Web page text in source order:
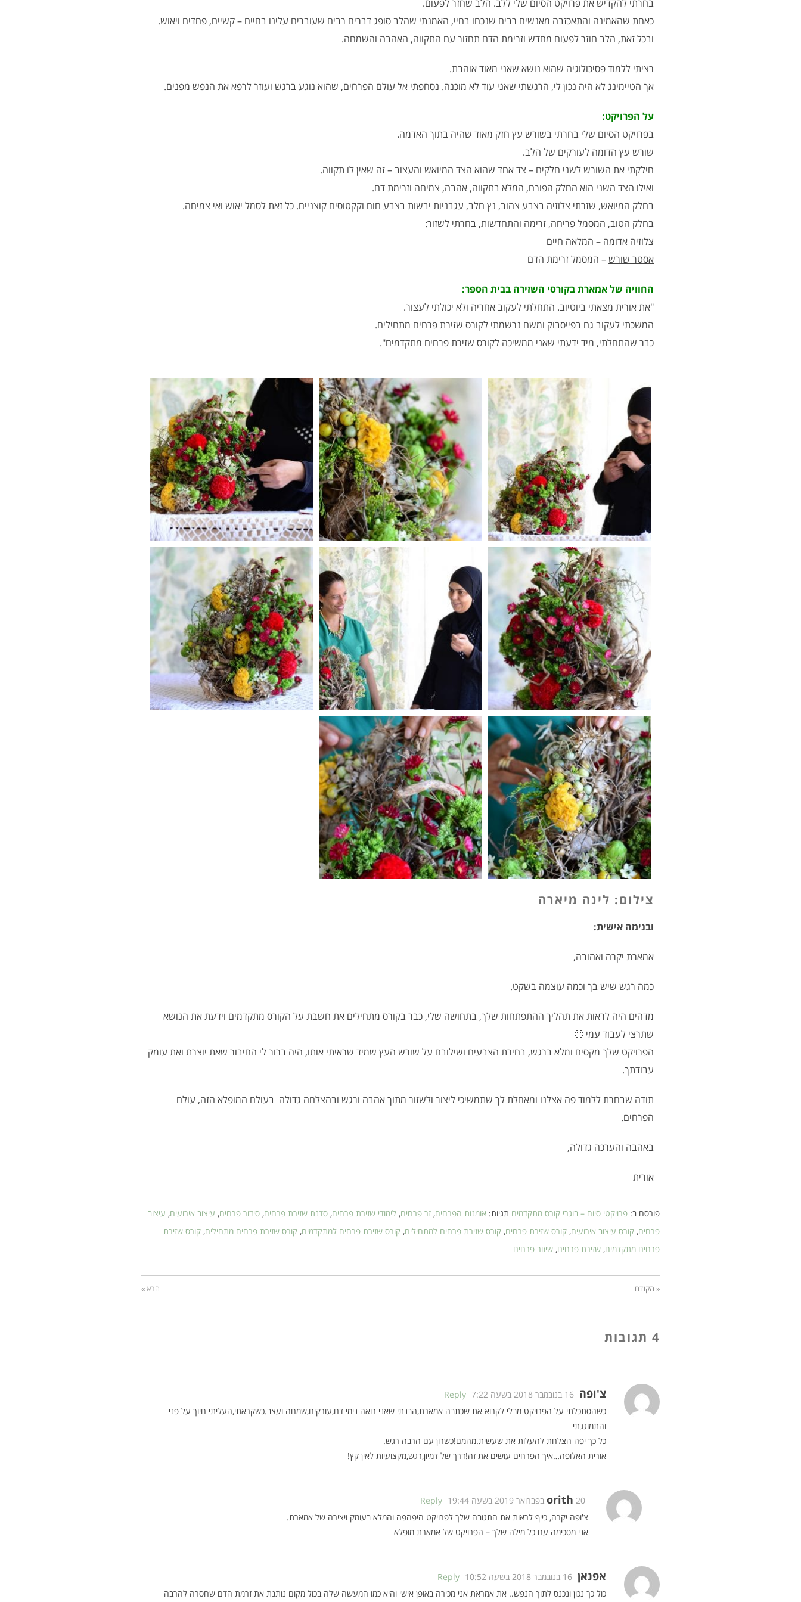
בחרתי להקדיש את פרויקט הסיום שלי ללב. הלב שחזר לפעום.
כאחת שהאמינה והתאכזבה מאנשים רבים שנכחו בחיי, האמנתי שהלב סופג דברים רבים שעוברים עלינו בחיים – קשיים, פחדים ויאוש.
ובכל זאת, הלב חוזר לפעום מחדש וזרימת הדם תחזור עם התקווה, האהבה והשמחה.
רציתי ללמוד פסיכולוגיה שהוא נושא שאני מאוד אוהבת.
אך הטיימינג לא היה נכון לי, הרגשתי שאני עוד לא מוכנה. נסחפתי אל עולם הפרחים, שהוא נוגע ברגש ועוזר לרפא את הנפש מפנים.
על הפרויקט:
בפרויקט הסיום שלי בחרתי בשורש עץ חזק מאוד שהיה בתוך האדמה.
שורש עץ הדומה לעורקים של הלב.
חילקתי את השורש לשני חלקים – צד אחד שהוא הצד המיואש והעצוב – זה שאין לו תקווה.
ואילו הצד השני הוא החלק הפורח, המלא בתקווה, אהבה, צמיחה וזרימת דם.
בחלק המיואש, שזרתי צלוזיה בצבע צהוב, נץ חלב, עגבניות יבשות בצבע חום וקקטוסים קוצניים. כל זאת לסמל יאוש ואי צמיחה.
בחלק הטוב, המסמל פריחה, זרימה והתחדשות, בחרתי לשזור:
צלוזיה אדומה – המלאה חיים
אסטר שורש– המסמל זרימת הדם
החוויה של אמארת בקורסי השזירה בבית הספר:
"את אורית מצאתי ביוטיוב. התחלתי לעקוב אחריה ולא יכולתי לעצור.
המשכתי לעקוב גם בפייסבוק ומשם נרשמתי לקורס שזירת פרחים מתחילים.
כבר שהתחלתי, מיד ידעתי שאני ממשיכה לקורס שזירת פרחים מתקדמים".
צילום: לינה מיארה
ובנימה אישית:
אמארת יקרה ואהובה,
כמה רגש שיש בך וכמה עוצמה בשקט.
מדהים היה לראות את תהליך ההתפתחות שלך, בתחושה שלי, כבר בקורס מתחילים את חשבת על הקורס מתקדמים וידעת את הנושא
שתרצי לעבוד עמי 🙂
הפרויקט שלך מקסים ומלא ברגש, בחירת הצבעים ושילובם על שורש העץ שמיד שראיתי אותו, היה ברור לי החיבור שאת יוצרת ואת עומק
עבודתך.
תודה שבחרת ללמוד פה אצלנו ומאחלת לך שתמשיכי ליצור ולשזור מתוך אהבה ורגש ובהצלחה גדולה בעולם המופלא הזה, עולם
הפרחים.
באהבה והערכה גדולה,
אורית
פורסם ב: פרויקטי סיום – בוגרי קורס מתקדמים תגיות: אומנות הפרחים, זר פרחים, לימודי שזירת פרחים, סדנת שזירת פרחים, סידור פרחים, עיצוב אירועים, עיצוב
פרחים, קורס עיצוב אירועים, קורס שזירת פרחים, קורס שזירת פרחים למתחילים, קורס שזירת פרחים למתקדמים, קורס שזירת פרחים מתחילים, קורס שזירת
פרחים מתקדמים, שזירת פרחים, שיזור פרחים
« הקודם הבא »
4 תגובות
צ'ופה 16 בנובמבר 2018 בשעה 7:22
Reply
כשהסתכלתי על הפרויקט מבלי לקרוא את שכתבה אמארת,הבנתי שאני רואה נימי דם,עורקים,שמחה ועצב.כשקראתי,העליתי חיוך על פני
והתמוגגתי
כל כך יפה הצלחת להעלות את שעשית.מהמם!כשרון עם הרבה רגש.
אורית האלופה…איך הפרחים עושים את זה!דרך של דמיון,רגש,מקצועיות לאין קץ!
orith 20 בפברואר 2019 בשעה 19:44
Reply
צ'ופה יקרה, כייף לראות את התגובה שלך לפרויקט היפהפה והמלא בעומק ויצירה של אמארת.
אני מסכימה עם כל מילה שלך – הפרויקט של אמארת מופלא
אפנאן 16 בנובמבר 2018 בשעה 10:52
Reply
כול כך נכון ונכנס לתוך הנפש.. את אמראת אני מכירה באופן אישי והיא כמו המעשה שלה בכול מקום נותנת את זרמת הדם שחסרה להרבה